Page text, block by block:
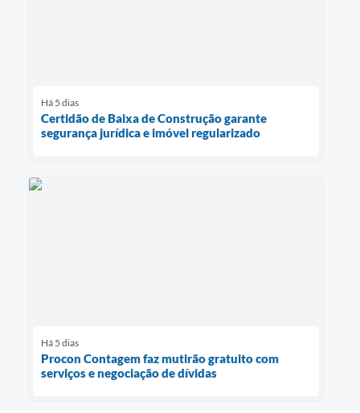
Há 5 dias
Certidão de Baixa de Construção garante
segurança jurídica e imóvel regularizado
Há 5 dias
Procon Contagem faz mutirão gratuito com
serviços e negociação de dívidas